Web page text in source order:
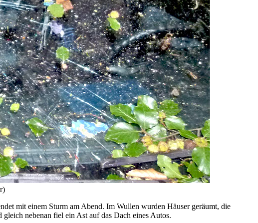
mit einem Sturm am Abend. Im Wullen wurden Häuser geräumt, die
nebenan fiel ein Ast auf das Dach eines Autos.